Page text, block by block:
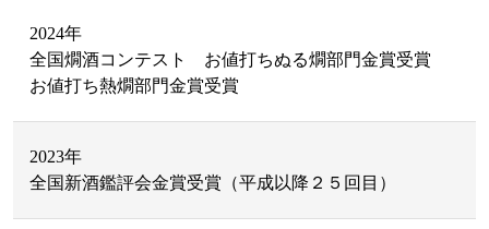
2024年
全国燗酒コンテスト お値打ちぬる燗部門金賞受賞
お値打ち熱燗部門金賞受賞
2023年
全国新酒鑑評会金賞受賞（平成以降２５回目）